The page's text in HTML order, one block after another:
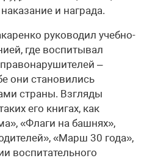
и награда.
руководил учебно-
где воспитывал
–
они становились
страны. Взгляды
его книгах, как
«Флаги на башнях»,
«Марш 30 года»,
воспитательного